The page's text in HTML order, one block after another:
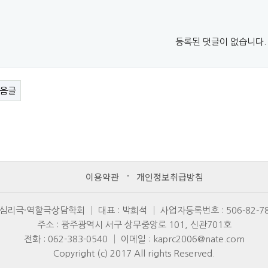
등록된 댓글이 없습니다.
글
이용약관 개인정보취급방침
리극·역할극상담학회 │ 대표 : 박희석 │ 사업자등록번호 : 506-82-
주소 : 광주광역시 서구 상무중앙로 101, 신관701호
전화 : 062-383-0540 │ 이메일 : kaprc2006@nate.com
Copyright (c) 2017 All rights Reserved.